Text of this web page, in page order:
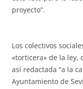
proyecto”.
Los colectivos
«torticera» de la ley,
así redactada “a la
Ayuntamiento de